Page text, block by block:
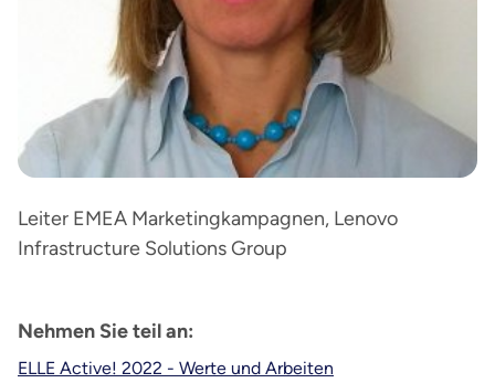
Leiter EMEA Marketingkampagnen, Lenovo
Infrastructure Solutions Group
Nehmen Sie teil an:
ELLE Active! 2022 - Werte und Arbeiten